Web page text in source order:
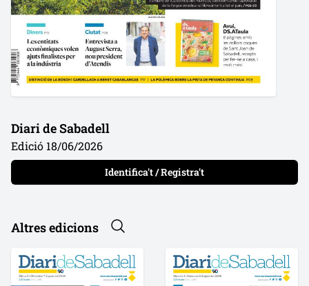
Diari de Sabadell
Edició 18/06/2026
Identifica't / Registra't
Altres edicions